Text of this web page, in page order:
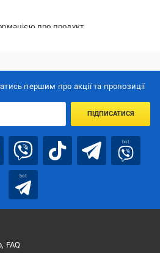
про продукт.
першим про акції та пропозиції
ПІДПИСАТИСЯ
bot
bot
FAQ